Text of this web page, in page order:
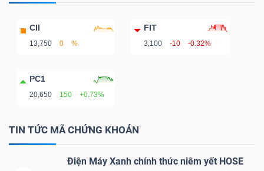
CII
13,750 0 %
FIT
3,100 -10 -0.32%
PC1
20,650 150 +0.73%
TIN TỨC MÃ CHỨNG KHOÁN
Điện Máy Xanh chính thức niêm yết HOSE
NGHỆ
THÔNG